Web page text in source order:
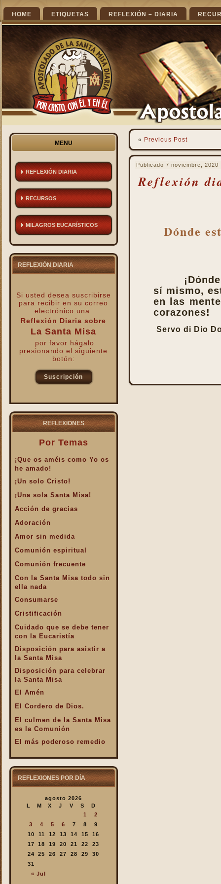
HOME ETIQUETAS REFLEXIÓN – DIARIA
MENU
REFLEXIÓN DIARIA
RECURSOS
MILAGROS EUCARÍSTICOS
REFLEXIÓN DIARIA
Si usted desea suscribirse
para recibiren su correo
electrónico una
Reflexión Diaria sobre
La Santa Misa
por favor hágalo
presionando el siguiente
botón:
Suscripción
REFLEXIONES
Por Temas
¡Que os améis como Yo os
he amado!
¡Un solo Cristo!
¡Una sola Santa Misa!
Acción de gracias
Adoración
Amor sin medida
Comunión espiritual
Comunión frecuente
Con la Santa Misa todo sin
ella nada
Consumarse
Cristificación
Cuidado que se debe tener
con la Eucaristía
Disposición para asistir a
la Santa Misa
Disposición para celebrar
la Santa Misa
El Amén
El Cordero de Dios.
El culmen de la Santa Misa
es la Comunión
El más poderoso remedio
El Pan de la Palabra y el
El Pan nuestro de cada día.
El valor infinto de la Santa
En la Santa Misa Dios nos
da todo
En la Santa Misa la Iglesia
se ofrece a sí misma
En la Santa Misa recibimos
REFLEXIONES POR DÍA
agosto 2026
L
M X J V S D
« Jul
1
2
3
4 5 6 7 8
9
10
11 12 13 14 15
16
17
18 19 20 21 22
23
24
25 26 27 28 29
30
31
« Previous Post
Publicado 7 noviembre, 2020
Reflexión
Dónde
sí mismo,
en las
corazones!
Servo di Dio